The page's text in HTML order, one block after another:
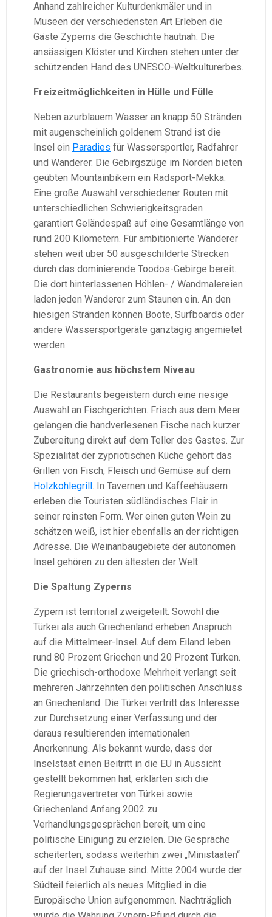
Anhand zahlreicher Kulturdenkmäler und in
Museen der verschiedensten Art Erleben die
Gäste Zyperns die Geschichte hautnah. Die
ansässigen Klöster und Kirchen stehen unter der
schützenden Hand des UNESCO-Weltkulturerbes.
Freizeitmöglichkeiten in Hülle und Fülle
Neben azurblauem Wasser an knapp 50 Stränden
mit augenscheinlich goldenem Strand ist die
Insel ein Paradies für Wassersportler, Radfahrer
und Wanderer. Die Gebirgszüge im Norden bieten
geübten Mountainbikern ein Radsport-Mekka.
Eine große Auswahl verschiedener Routen mit
unterschiedlichen Schwierigkeitsgraden
garantiert Geländespaß auf eine Gesamtlänge von
rund 200 Kilometern. Für ambitionierte Wanderer
stehen weit über 50 ausgeschilderte Strecken
durch das dominierende Toodos-Gebirge bereit.
Die dort hinterlassenen Höhlen- / Wandmalereien
laden jeden Wanderer zum Staunen ein. An den
hiesigen Stränden können Boote, Surfboards oder
andere Wassersportgeräte ganztägig angemietet
werden.
Gastronomie aus höchstem Niveau
Die Restaurants begeistern durch eine riesige
Auswahl an Fischgerichten. Frisch aus dem Meer
gelangen die handverlesenen Fische nach kurzer
Zubereitung direkt auf dem Teller des Gastes. Zur
Spezialität der zypriotischen Küche gehört das
Grillen von Fisch, Fleisch und Gemüse auf dem
Holzkohlegrill . In Tavernen und Kaffeehäusern
erleben die Touristen südländisches Flair in
seiner reinsten Form. Wer einen guten Wein zu
schätzen weiß, ist hier ebenfalls an der richtigen
Adresse. Die Weinanbaugebiete der autonomen
Insel gehören zu den ältesten der Welt.
Die Spaltung Zyperns
Zypern ist territorial zweigeteilt. Sowohl die
Türkei als auch Griechenland erheben Anspruch
auf die Mittelmeer-Insel. Auf dem Eiland leben
rund 80 Prozent Griechen und 20 Prozent Türken.
Die griechisch-orthodoxe Mehrheit verlangt seit
mehreren Jahrzehnten den politischen Anschluss
an Griechenland. Die Türkei vertritt das Interesse
zur Durchsetzung einer Verfassung und der
daraus resultierenden internationalen
Anerkennung. Als bekannt wurde, dass der
Inselstaat einen Beitritt in die EU in Aussicht
gestellt bekommen hat, erklärten sich die
Regierungsvertreter von Türkei sowie
Griechenland Anfang 2002 zu
Verhandlungsgesprächen bereit, um eine
politische Einigung zu erzielen. Die Gespräche
scheiterten, sodass weiterhin zwei „Ministaaten“
auf der Insel Zuhause sind. Mitte 2004 wurde der
Südteil feierlich als neues Mitglied in die
Europäische Union aufgenommen. Nachträglich